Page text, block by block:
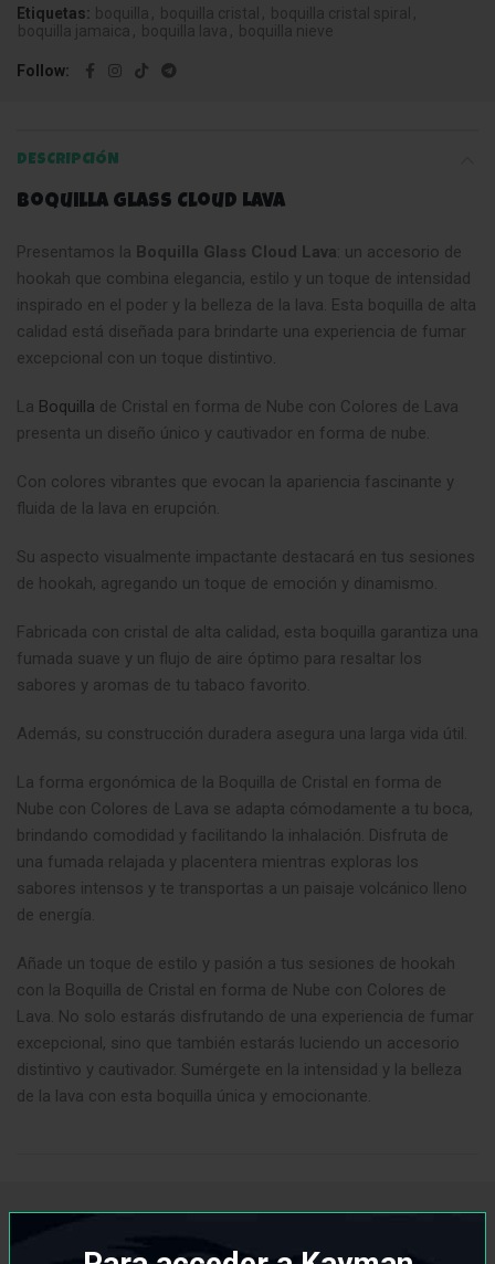
Etiquetas:
boquilla , boquilla cristal , boquilla cristal spiral ,
boquilla jamaica , boquilla lava , boquilla nieve
Follow
DESCRIPCIÓN
Boquilla Glass Cloud Lava
Presentamos la Boquilla Glass Cloud Lava: un accesorio de
hookah que combina elegancia, estilo y un toque de intensidad
inspirado en el poder y la belleza de la lava. Esta boquilla de alta
calidad está diseñada para brindarte una experiencia de fumar
excepcional con un toque distintivo.
La Boquilla de Cristal en forma de Nube con Colores de Lava
presenta un diseño único y cautivador en forma de nube.
Con colores vibrantes que evocan la apariencia fascinante y
fluida de la lava en erupción.
Su aspecto visualmente impactante destacará en tus sesiones
de hookah, agregando un toque de emoción y dinamismo.
Fabricada con cristal de alta calidad, esta boquilla garantiza una
fumada suave y un flujo de aire óptimo para resaltar los
sabores y aromas de tu tabaco favorito.
Además, su construcción duradera asegura una larga vida útil.
La forma ergonómica de la Boquilla de Cristal en forma de
Nube con Colores de Lava se adapta cómodamente a tu boca,
brindando comodidad y facilitando la inhalación. Disfruta de
una fumada relajada y placentera mientras exploras los
sabores intensos y te transportas a un paisaje volcánico lleno
de energía.
Añade un toque de estilo y pasión a tus sesiones de hookah
con la Boquilla de Cristal en forma de Nube con Colores de
Lava. No solo estarás disfrutando de una experiencia de fumar
excepcional, sino que también estarás luciendo un accesorio
distintivo y cautivador. Sumérgete en la intensidad y la belleza
de la lava con esta boquilla única y emocionante.